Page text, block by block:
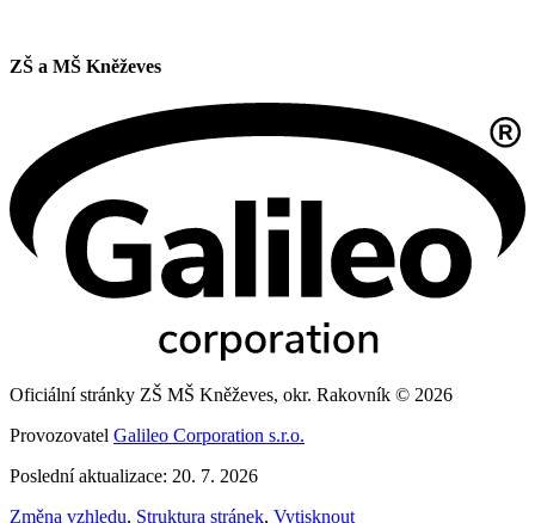
ZŠ a MŠ Kněževes
Oficiální stránky ZŠ MŠ Kněževes, okr. Rakovník © 2026
Provozovatel Galileo Corporation s.r.o.
Poslední aktualizace: 20. 7. 2026
Změna vzhledu, Struktura stránek, Vytisknout